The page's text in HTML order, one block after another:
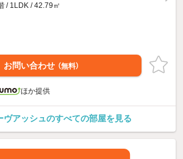
/ 1LDK / 42.79㎡
お問い合わせ （無料）
ほか提供
ヴアッシュのすべての部屋を見る